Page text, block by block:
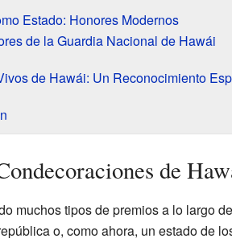
Estado: Honores Modernos
de la Guardia Nacional de Hawái
de Hawái: Un Reconocimiento
de
muchos tipos de premios a lo largo
o, como ahora, un estado de